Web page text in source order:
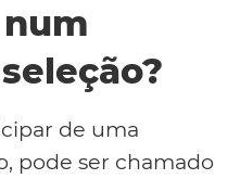
de uma
pode ser chamado